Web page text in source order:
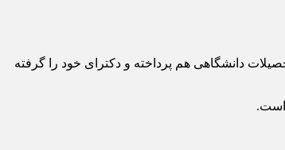
دانشگاهی هم پرداخته و دکترای خود را گرفته
است.